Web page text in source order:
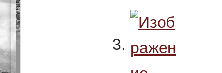
3.